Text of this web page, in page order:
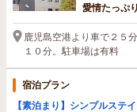
愛情たっぷ
鹿児島空港より車で２５
１０分。駐車場は有料
宿泊プラン
【素泊まり】シンプルステ